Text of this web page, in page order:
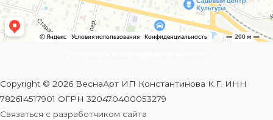
Copyright © 2026 ВеснаАрт ИП Константинова К.Г. ИНН
782614517901 ОГРН 320470400053279
Связаться с разработчиком сайта